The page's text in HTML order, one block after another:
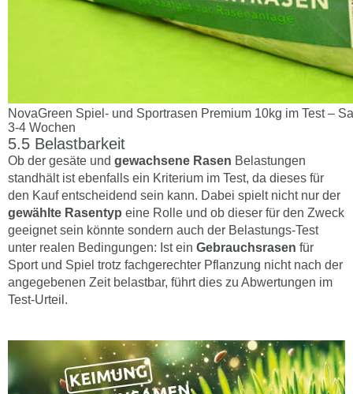
NovaGreen Spiel- und Sportrasen Premium 10kg im Test –
3-4 Wochen
Belastbarkeit
Ob der gesäte und gewachsene Rasen Belastungen
standhält ist ebenfalls ein Kriterium im Test, da dieses für
den Kauf entscheidend sein kann. Dabei spielt nicht nur der
gewählte Rasentyp eine Rolle und ob dieser für den Zweck
geeignet sein könnte sondern auch der Belastungs-Test
unter realen Bedingungen: Ist ein Gebrauchsrasen für
Sport und Spiel trotz fachgerechter Pflanzung nicht nach der
angegebenen Zeit belastbar, führt dies zu Abwertungen im
Test-Urteil.